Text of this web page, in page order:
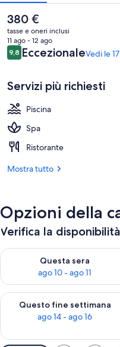
Il
prezzo
attuale
è
380 €
380 €
tasse e oneri inclusi
11 ago - 12 ago
Recensioni
9,89,8 su 10
EccezionaleVedi le
Servizi più richiesti
Piscina
Spa
Ristorante
Mostra tutto
Opzioni della
Verifica la
Questa sera
ago 10 - ago 11
Verifica la disponibilità per
Questo fine settimana
ago 14 - ago 16
Verifica la disponibilità per